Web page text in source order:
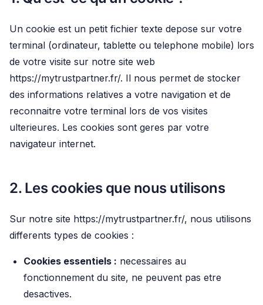
Un cookie est un petit fichier texte depose sur votre
terminal (ordinateur, tablette ou telephone mobile) lors
de votre visite sur notre site web
https://mytrustpartner.fr/. Il nous permet de stocker
des informations relatives a votre navigation et de
reconnaitre votre terminal lors de vos visites
ulterieures. Les cookies sont geres par votre
navigateur internet.
2. Les cookies que nous utilisons
Sur notre site https://mytrustpartner.fr/, nous utilisons
differents types de cookies :
Cookies essentiels : necessaires au
fonctionnement du site, ne peuvent pas etre
desactives.